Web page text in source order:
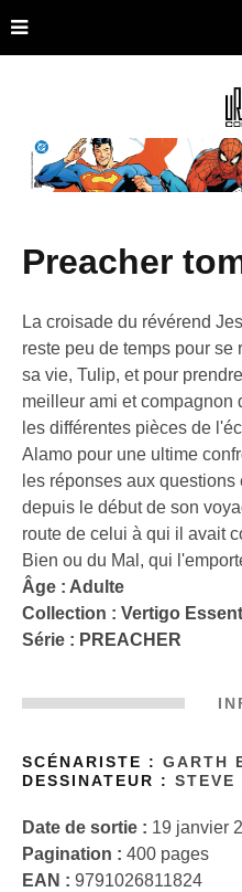
preacher
La croisade du révérend
reste peu de temps pour
sa vie, Tulip, et pour
meilleur ami et compagnon
les différentes pièces de
Alamo pour une ultime
les réponses aux
depuis le début de son
route de celui à qui il avait
Bien ou du Mal, qui
Âge : Adulte
Collection : Vertigo
Série : PREACHER
SCÉNARISTE : GARTH
DESSINATEUR : STEVE
Date de sortie : 19 janvier
Pagination : 400 pages
EAN : 9791026811824